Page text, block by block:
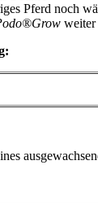
Pferd noch
weiter